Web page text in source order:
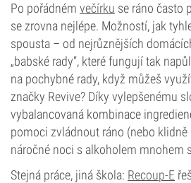
Po pořádném večírku se ráno často
se zrovna nejlépe. Možností, jak
spousta – od nejrůznějších
„babské rady“, které fungují tak
na pochybné rady, když můžeš
značky Revive? Díky vylepšenému
vybalancovaná kombinace
pomoci zvládnout ráno (nebo klidně
náročné noci s alkoholem mnohem
Stejná práce, jiná škola: Recoup-E